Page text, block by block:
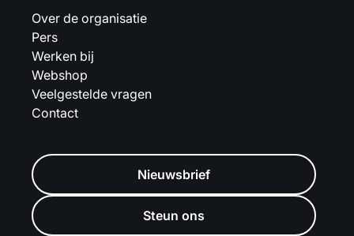
Over de organisatie
Pers
Werken bij
Webshop
Veelgestelde vragen
Contact
Nieuwsbrief
Steun ons